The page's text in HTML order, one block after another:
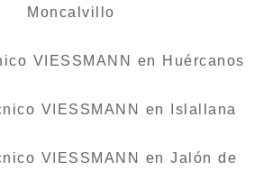
Moncalvillo
VIESSMANN en Huércanos
VIESSMANN en Islallana
VIESSMANN en Jalón de